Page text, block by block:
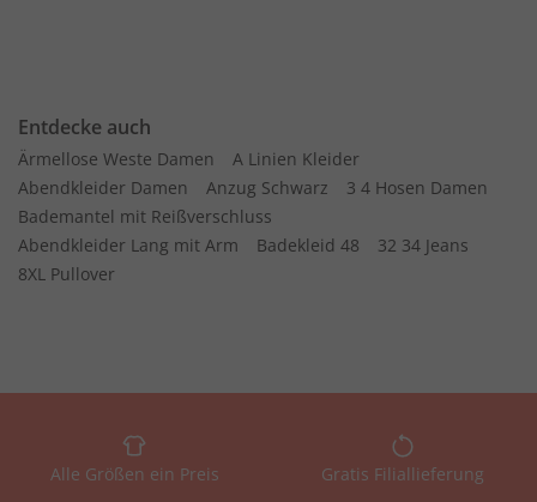
Entdecke auch
Ärmellose Weste Damen
A Linien Kleider
Abendkleider Damen
Anzug Schwarz
3 4 Hosen Damen
Bademantel mit Reißverschluss
Abendkleider Lang mit Arm
Badekleid 48
32 34 Jeans
8XL Pullover
Alle Größen ein Preis Gratis Filiallieferung